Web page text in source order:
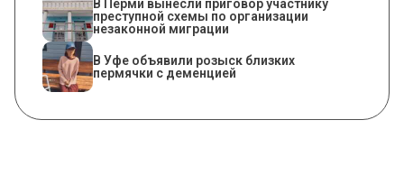
В Перми вынесли приговор участнику
преступной схемы по организации
незаконной миграции
В Уфе объявили розыск близких
пермячки с деменцией